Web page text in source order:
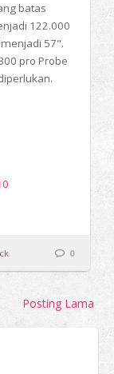
batas
122.000
57".
pro Probe
0
Posting Lama